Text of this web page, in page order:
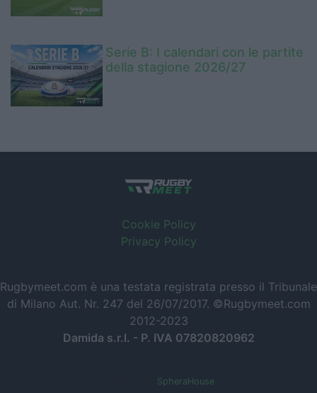
Serie B: I calendari con le partite
della stagione 2026/27
Cookie Policy
Privacy Policy
Rugbymeet.com è una testata registrata presso il Tribunale
di Milano Aut. Nr. 247 del 26/07/2017. ©Rugbymeet.com
2012-2023
Damida s.r.l. - P. IVA 07820820962
SpheraHouse